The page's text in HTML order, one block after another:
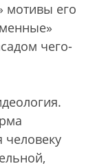
мотивы его
чего-